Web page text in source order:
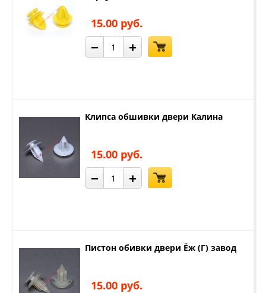
15.00 руб.
− +
Клипса обшивки двери Калина
15.00 руб.
− +
Пистон обивки двери Ёж (Г) завод
15.00 руб.